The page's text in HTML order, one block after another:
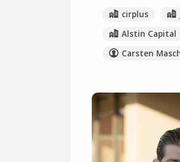
cirplus
Alstin Capital
Carsten